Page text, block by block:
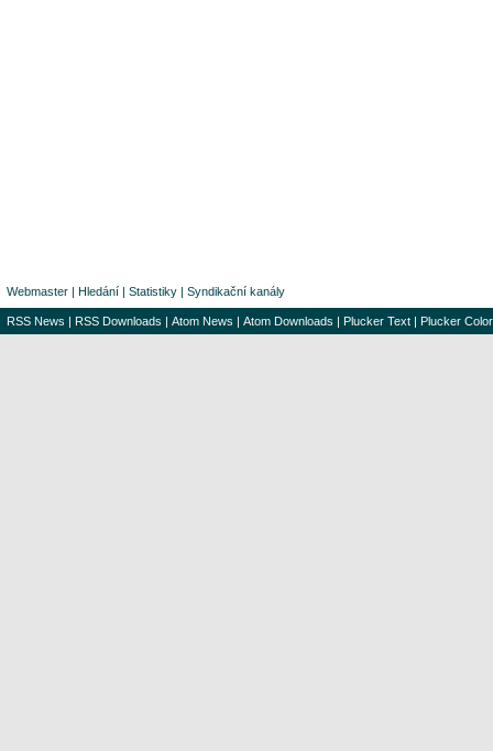
Webmaster | Hledání | Statistiky | Syndikační kanály
RSS News | RSS Downloads | Atom News | Atom Downloads | Plucker Text | Plucker Color